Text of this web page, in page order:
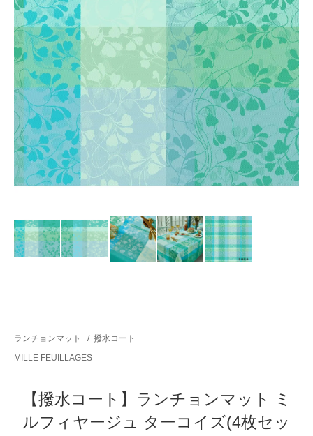
ランチョンマット / 撥水コート
MILLE FEUILLAGES
【撥水コート】ランチョンマット ミ
ルフィヤージュ ターコイズ(4枚セッ